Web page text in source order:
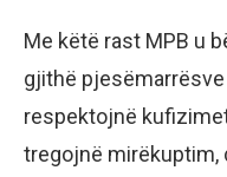
Me këtë rast MPB u
gjithë
respektojnë
tregojnë mirëkuptim,